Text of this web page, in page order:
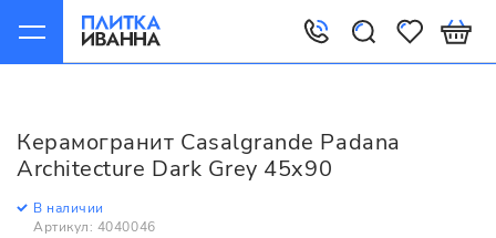
Casalgrande Padana Architecture Dark Grey 45x90
Керамогранит Casalgrande Padana
Architecture Dark Grey 45x90
В наличии
Артикул: 4040046